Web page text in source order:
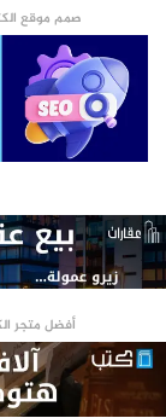
صمم موقع
أفضل متجر